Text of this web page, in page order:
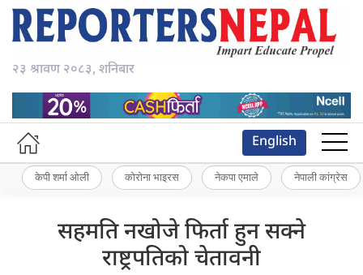
२३ श्रावण २०८३, शनिबार
English
केपी शर्मा ओली कोरोना भाइरस नेकपा एमाले नेपाली कांग्रेस
सहमति नखोजे फिर्ता हुन सक्ने
राष्ट्रपतिको चेतावनी